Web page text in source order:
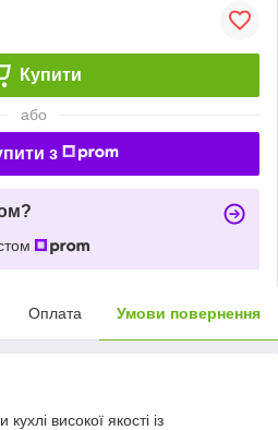
Купити
або
з
Оплата Умови повернення
високої якості із